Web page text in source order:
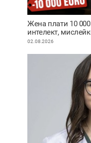
Жена плати 10
интелект,
ВИДЕО
02.08.2026